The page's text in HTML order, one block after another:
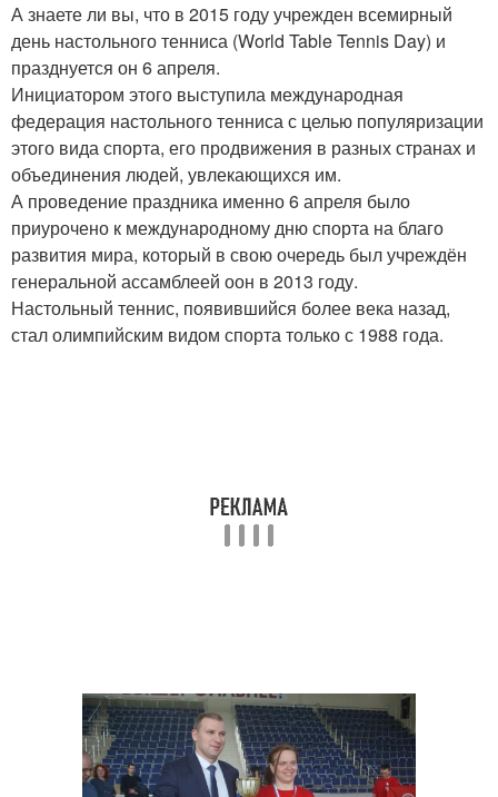
А знаете ли вы, что в 2015 году учрежден всемирный
день настольного тенниса (World Table Tennis Day) и
празднуется он 6 апреля.
Инициатором этого выступила международная
федерация настольного тенниса с целью популяризации
этого вида спорта, его продвижения в разных странах и
объединения людей, увлекающихся им.
А проведение праздника именно 6 апреля было
приурочено к международному дню спорта на благо
развития мира, который в свою очередь был учреждён
генеральной ассамблеей оон в 2013 году.
Настольный теннис, появившийся более века назад,
стал олимпийским видом спорта только с 1988 года.